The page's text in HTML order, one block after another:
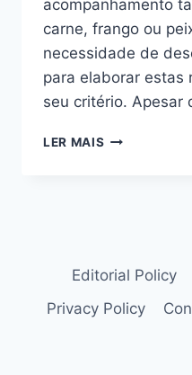
acompanhamento
carne, frango ou
necessidade de
para elaborar estas
seu critério. Apesar
LER MAIS ABÓBORA
COMO
Editorial Policy
Privacy Policy